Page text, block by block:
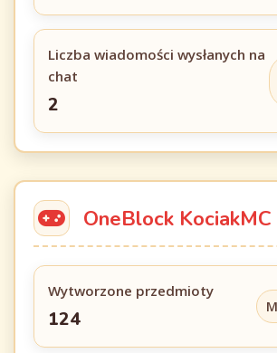
Liczba wiadomości wysłanych na
chat
2
OneBlock KociakMC
Wytworzone przedmioty
124